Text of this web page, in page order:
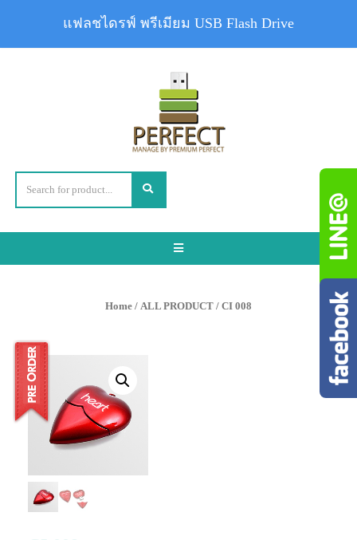
Toggle
Home / ALL PRODUCT / CI 008
แฟลชไดรฟ์ พรีเมียม USB Flash Drive